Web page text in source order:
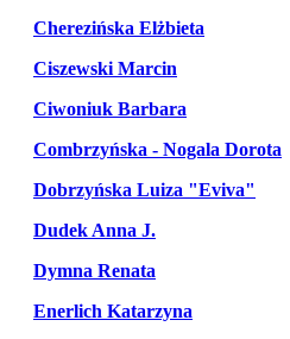
Cherezińska Elżbieta
Ciszewski Marcin
Ciwoniuk Barbara
Combrzyńska - Nogala Dorota
Dobrzyńska Luiza "Eviva"
Dudek Anna J.
Dymna Renata
Enerlich Katarzyna